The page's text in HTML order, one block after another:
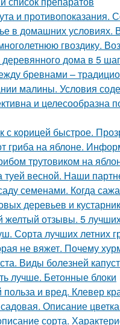
и противопоказания.
в домашних условиях.
гвоздику.
дома в 5
бревнами –
малины. Условия
и целесообразна
с корицей быстрое.
гриба на яблоне.
трутовиком на
туей весной. Наши
семенами. Когда
деревьев и
желтый отзывы. 5
Сорта лучших летних
не вяжет. Почему
Виды болезней
лучше. Бетонные блоки
и вред. Клевер
Описание
сорта.